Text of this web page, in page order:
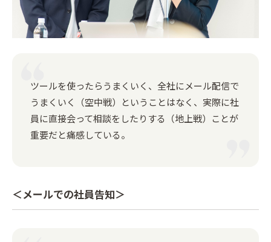
ツールを使ったらうまくいく、全社にメール配信で
うまくいく（空中戦）ということはなく、実際に社
員に直接会って相談をしたりする（地上戦）ことが
重要だと痛感している。
＜メールでの社員告知＞